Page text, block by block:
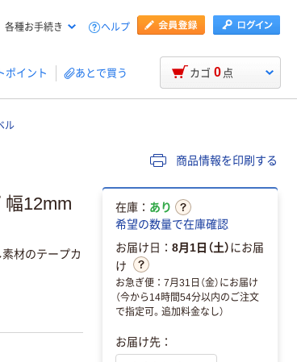
各種お手続き ヘルプ
ポイント あとで買う カゴ 0 点
ル
商品情報を印刷する
幅12mm
材のテープカ
在庫： あり
希望の数量で在庫確認
お届け日： 8月1日（土）にお届
け
お急ぎ便：7月31日（金）にお届け
（今から14時間54分以内のご注文
で指定可。追加料金なし）
お届け先：